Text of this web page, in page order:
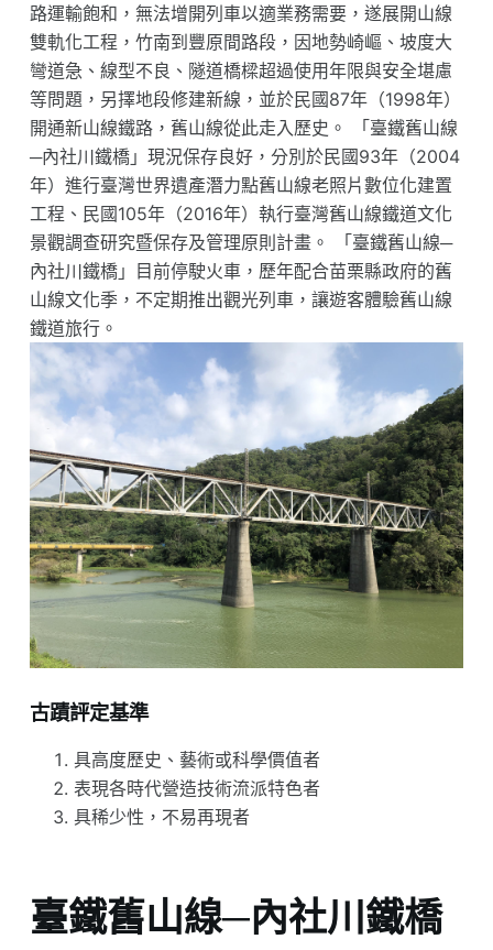
路運輸飽和，無法增開列車以適業務需要，遂展開山線
雙軌化工程，竹南到豐原間路段，因地勢崎嶇、坡度大
彎道急、線型不良、隧道橋樑超過使用年限與安全堪慮
等問題，另擇地段修建新線，並於民國87年（1998年）
開通新山線鐵路，舊山線從此走入歷史。 「臺鐵舊山線
─內社川鐵橋」現況保存良好，分別於民國93年（2004
年）進行臺灣世界遺產潛力點舊山線老照片數位化建置
工程、民國105年（2016年）執行臺灣舊山線鐵道文化
景觀調查研究暨保存及管理原則計畫。 「臺鐵舊山線─
內社川鐵橋」目前停駛火車，歷年配合苗栗縣政府的舊
山線文化季，不定期推出觀光列車，讓遊客體驗舊山線
鐵道旅行。
古蹟評定基準
具高度歷史、藝術或科學價值者
表現各時代營造技術流派特色者
具稀少性，不易再現者
臺鐵舊山線─內社川鐵橋